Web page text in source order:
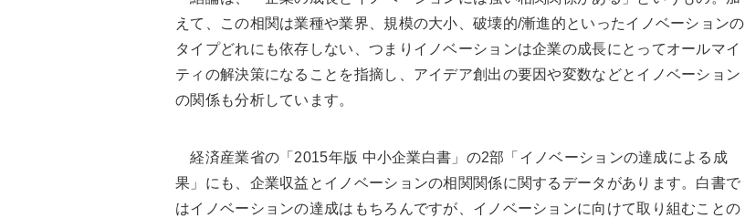
えて、この相関は業種や業界、規模の大小、破壊的/漸進的といったイノベーションの
タイプどれにも依存しない、つまりイノベーションは企業の成長にとってオールマイ
ティの解決策になることを指摘し、アイデア創出の要因や変数などとイノベーション
の関係も分析しています。
経済産業省の「2015年版 中小企業白書」の2部「イノベーションの達成による成
果」にも、企業収益とイノベーションの相関関係に関するデータがあります。白書で
はイノベーションの達成はもちろんですが、イノベーションに向けて取り組むことの